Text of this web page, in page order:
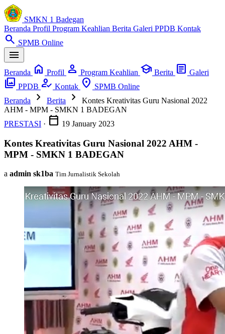
SMKN 1 Badegan
Beranda Profil Program Keahlian Berita Galeri PPDB Kontak
search SPMB Online
menu
Beranda home Profil person Program Keahlian school Berita article Galeri
photo_library PPDB how_to_reg Kontak location_on SPMB Online
Beranda
chevron_right Berita chevron_right
Kontes Kreativitas Guru Nasional 2022
AHM - MPM - SMKN 1 BADEGAN
PRESTASI · calendar_today 19 January 2023
Kontes Kreativitas Guru Nasional 2022 AHM -
MPM - SMKN 1 BADEGAN
a admin sk1ba Tim Jurnalistik Sekolah